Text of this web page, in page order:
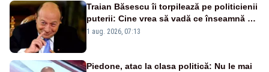
Traian Băsescu îi torpilează pe politicienii
puterii: Cine vrea să vadă ce înseamnă să
fii prost, se uită la România
1 aug. 2026, 07:13
Piedone, atac la clasa politică: Nu le mai